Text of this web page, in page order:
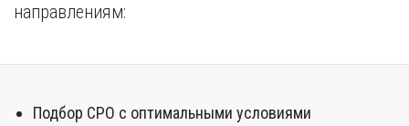
направлениям:
Подбор СРО с оптимальными условиями